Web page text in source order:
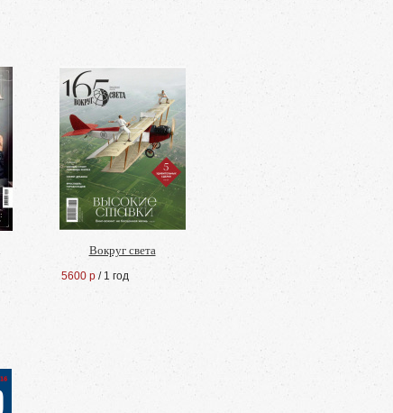
Вокруг света
5600 р / 1 год